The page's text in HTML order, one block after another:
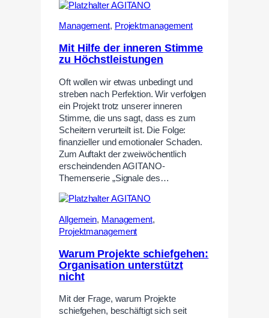
Management, Projektmanagement
Mit Hilfe der inneren Stimme
zu Höchstleistungen
Oft wollen wir etwas unbedingt und
streben nach Perfektion. Wir verfolgen
ein Projekt trotz unserer inneren
Stimme, die uns sagt, dass es zum
Scheitern verurteilt ist. Die Folge:
finanzieller und emotionaler Schaden.
Zum Auftakt der zweiwöchentlich
erscheindenden AGITANO-
Themenserie „Signale des…
Allgemein, Management,
Projektmanagement
Warum Projekte schiefgehen:
Organisation unterstützt
nicht
Mit der Frage, warum Projekte
schiefgehen, beschäftigt sich seit